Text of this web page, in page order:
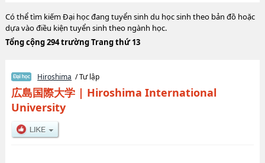
Có thể tìm kiếm Đại học đang tuyển sinh du học sinh theo bản đồ hoặc
dựa vào điều kiện tuyển sinh theo ngành học.
Tổng cộng 294 trường Trang thứ 13
Hiroshima / Tư lập
広島国際大学| Hiroshima International
University